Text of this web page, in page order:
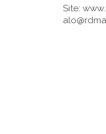
Site: